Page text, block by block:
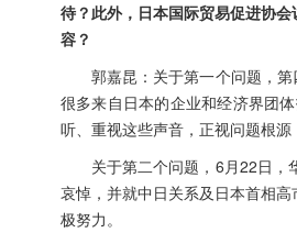
待？此外，日本国际贸易促进协
容？
郭嘉昆：关于第一个问题，
很多来自日本的企业和经济界团
听、重视这些声音，正视问题根
关于第二个问题，6月22日，
哀悼，并就中日关系及日本首相
极努力。